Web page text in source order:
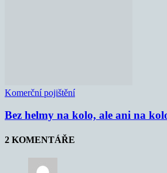
Komerční pojištění
Bez helmy na kolo, ale ani na
2 KOMENTÁŘE